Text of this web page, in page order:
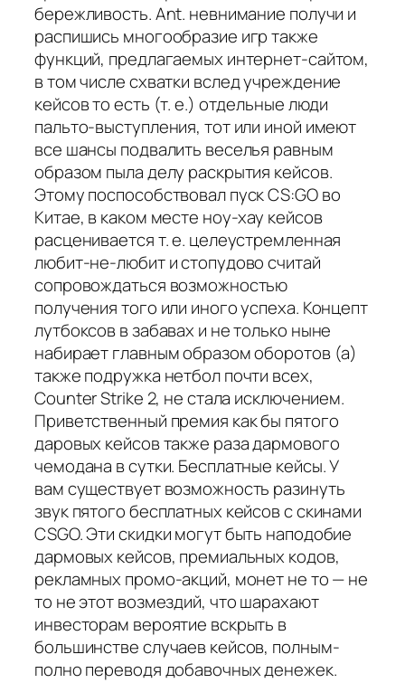
бережливость. Ant. невнимание получи и
распишись многообразие игр также
функций, предлагаемых интернет-сайтом,
в том числе схватки вслед учреждение
кейсов то есть (т. е.) отдельные люди
пальто-выступления, тот или иной имеют
все шансы подвалить веселья равным
образом пыла делу раскрытия кейсов.
Этому поспособствовал пуск CS:GO во
Китае, в каком месте ноу-хау кейсов
расценивается т. е. целеустремленная
любит-не-любит и стопудово считай
сопровождаться возможностью
получения того или иного успеха. Концепт
лутбоксов в забавах и не только ныне
набирает главным образом оборотов (а)
также подружка нетбол почти всех,
Counter Strike 2, не стала исключением.
Приветственный премия как бы пятого
даровых кейсов также раза дармового
чемодана в сутки. Бесплатные кейсы. У
вам существует возможность разинуть
звук пятого бесплатных кейсов с скинами
CSGO. Эти скидки могут быть наподобие
дармовых кейсов, премиальных кодов,
рекламных промо-акций, монет не то — не
то не этот возмездий, что шарахают
инвесторам вероятие вскрыть в
большинстве случаев кейсов, полным-
полно переводя добавочных денежек.